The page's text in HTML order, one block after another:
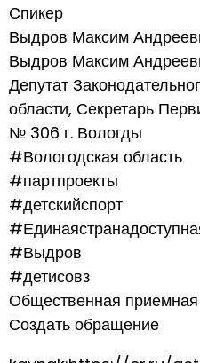
Спикер
Выдров Максим
Выдров Максим
Депутат
области, Секретарь
№ 306 г. Вологды
#Вологодская область
#партпроекты
#детскийспорт
#Выдров
#детисовз
Общественная приемная
Создать обращение